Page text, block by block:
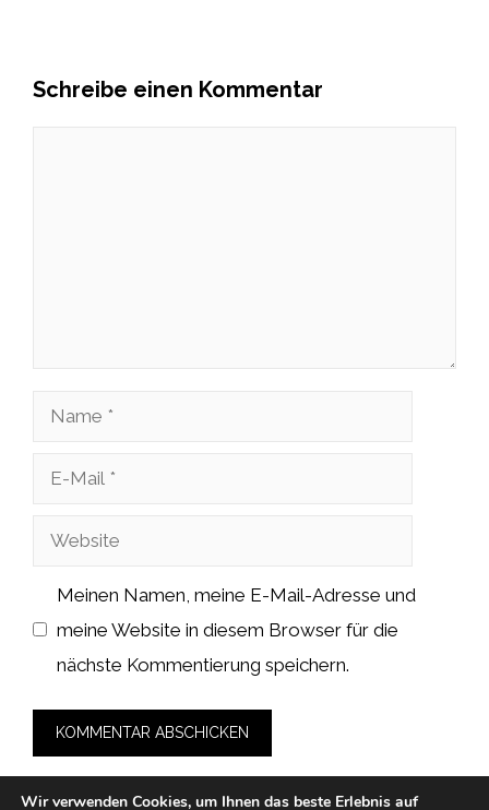
Schreibe einen Kommentar
Name
Website
Meinen Namen, meine E-Mail-Adresse und
meine Website in diesem Browser für die
nächste Kommentierung speichern.
Wir verwenden Cookies, um Ihnen das beste Erlebnis auf